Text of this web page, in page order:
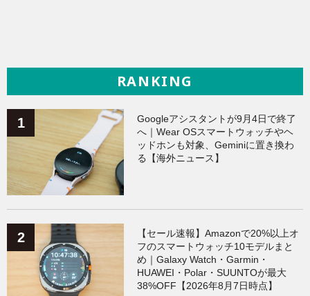
RANKING
Googleアシスタントが9月4日で終了
へ｜Wear OSスマートウォッチやヘ
ッドホンも対象、Geminiに置き換わ
る【海外ニュース】
【セール速報】Amazonで20%以上オ
フのスマートウォッチ10モデルまと
め｜Galaxy Watch・Garmin・
HUAWEI・Polar・SUUNTOが最大
38%OFF【2026年8月7日時点】